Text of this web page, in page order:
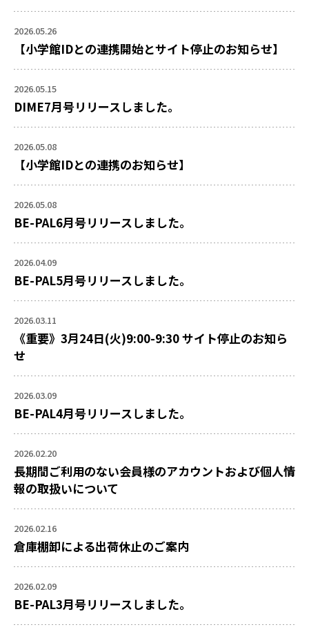
2026.05.26
【小学館IDとの連携開始とサイト停止のお知らせ】
2026.05.15
DIME7月号リリースしました。
2026.05.08
【小学館IDとの連携のお知らせ】
2026.05.08
BE-PAL6月号リリースしました。
2026.04.09
BE-PAL5月号リリースしました。
2026.03.11
《重要》3月24日(火)9:00-9:30 サイト停止のお知ら
せ
2026.03.09
BE-PAL4月号リリースしました。
2026.02.20
長期間ご利用のない会員様のアカウントおよび個人情
報の取扱いについて
2026.02.16
倉庫棚卸による出荷休止のご案内
2026.02.09
BE-PAL3月号リリースしました。